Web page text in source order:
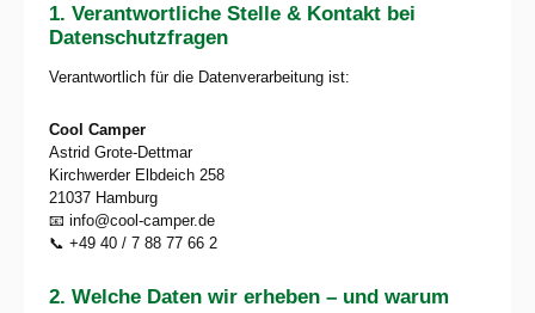
1. Verantwortliche Stelle & Kontakt bei
Datenschutzfragen
Verantwortlich für die Datenverarbeitung ist:
Cool Camper
Astrid Grote-Dettmar
Kirchwerder Elbdeich 258
21037 Hamburg
📧 info@cool-camper.de
📞 +49 40 / 7 88 77 66 2
2. Welche Daten wir erheben – und warum